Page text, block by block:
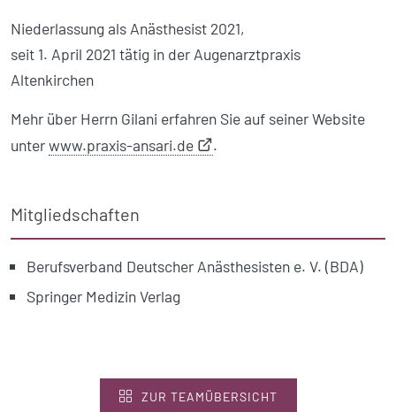
Niederlassung als Anästhesist 2021,
seit 1. April 2021 tätig in der Augenarztpraxis
Altenkirchen
Mehr über Herrn Gilani erfahren Sie auf seiner Website
unterwww.praxis-ansari.de .
Mitgliedschaften
Berufsverband Deutscher Anästhesisten e. V. (BDA)
Springer Medizin Verlag
ZUR TEAMÜBERSICHT